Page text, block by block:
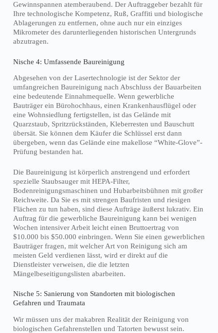
Gewinnspannen atemberaubend. Der Auftraggeber bezahlt für
Ihre technologische Kompetenz, Ruß, Graffiti und biologische
Ablagerungen zu entfernen, ohne auch nur ein einziges
Mikrometer des darunterliegenden historischen Untergrunds
abzutragen.
Nische 4: Umfassende Baureinigung
Abgesehen von der Lasertechnologie ist der Sektor der
umfangreichen Baureinigung nach Abschluss der Bauarbeiten
eine bedeutende Einnahmequelle. Wenn gewerbliche
Bauträger ein Bürohochhaus, einen Krankenhausflügel oder
eine Wohnsiedlung fertigstellen, ist das Gelände mit
Quarzstaub, Spritzrückständen, Kleberresten und Bauschutt
übersät. Sie können dem Käufer die Schlüssel erst dann
übergeben, wenn das Gelände eine makellose “White-Glove”-
Prüfung bestanden hat.
Die Baureinigung ist körperlich anstrengend und erfordert
spezielle Staubsauger mit HEPA-Filter,
Bodenreinigungsmaschinen und Hubarbeitsbühnen mit großer
Reichweite. Da Sie es mit strengen Baufristen und riesigen
Flächen zu tun haben, sind diese Aufträge äußerst lukrativ. Ein
Auftrag für die gewerbliche Baureinigung kann bei wenigen
Wochen intensiver Arbeit leicht einen Bruttoertrag von
$10.000 bis $50.000 einbringen. Wenn Sie einen gewerblichen
Bauträger fragen, mit welcher Art von Reinigung sich am
meisten Geld verdienen lässt, wird er direkt auf die
Dienstleister verweisen, die die letzten
Mängelbeseitigungslisten abarbeiten.
Nische 5: Sanierung von Standorten mit biologischen
Gefahren und Traumata
Wir müssen uns der makabren Realität der Reinigung von
biologischen Gefahrenstellen und Tatorten bewusst sein.